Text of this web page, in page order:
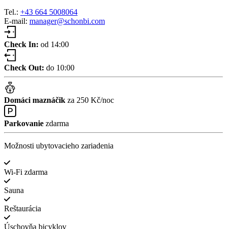
Tel.: +43 664 5008064
E-mail: manager@schonbi.com
Check In: od 14:00
Check Out: do 10:00
Domáci maznáčik za 250 Kč/noc
Parkovanie zdarma
Možnosti ubytovacieho zariadenia
Wi-Fi zdarma
Sauna
Reštaurácia
Úschovňa bicyklov